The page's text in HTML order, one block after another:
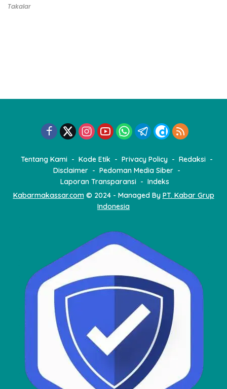
Rakyat
Takalar
Tentang Kami Kode Etik Privacy Policy
Redaksi
Disclaimer
Pedoman Media Siber
Laporan Transparansi
Indeks
Kabarmakassar.com© 2024 - Managed By PT. Kabar Grup
Indonesia